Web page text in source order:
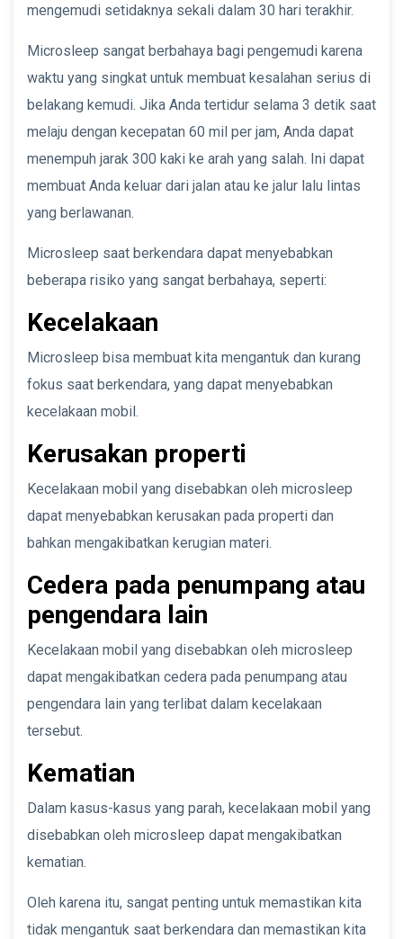
mengemudi setidaknya sekali dalam 30 hari terakhir.
Microsleep sangat berbahaya bagi pengemudi karena
waktu yang singkat untuk membuat kesalahan serius di
belakang kemudi. Jika Anda tertidur selama 3 detik saat
melaju dengan kecepatan 60 mil per jam, Anda dapat
menempuh jarak 300 kaki ke arah yang salah. Ini dapat
membuat Anda keluar dari jalan atau ke jalur lalu lintas
yang berlawanan.
Microsleep saat berkendara dapat menyebabkan
beberapa risiko yang sangat berbahaya, seperti:
Kecelakaan
Microsleep bisa membuat kita mengantuk dan kurang
fokus saat berkendara, yang dapat menyebabkan
kecelakaan mobil.
Kerusakan properti
Kecelakaan mobil yang disebabkan oleh microsleep
dapat menyebabkan kerusakan pada properti dan
bahkan mengakibatkan kerugian materi.
Cedera pada penumpang atau
pengendara lain
Kecelakaan mobil yang disebabkan oleh microsleep
dapat mengakibatkan cedera pada penumpang atau
pengendara lain yang terlibat dalam kecelakaan
tersebut.
Kematian
Dalam kasus-kasus yang parah, kecelakaan mobil yang
disebabkan oleh microsleep dapat mengakibatkan
kematian.
Oleh karena itu, sangat penting untuk memastikan kita
tidak mengantuk saat berkendara dan memastikan kita